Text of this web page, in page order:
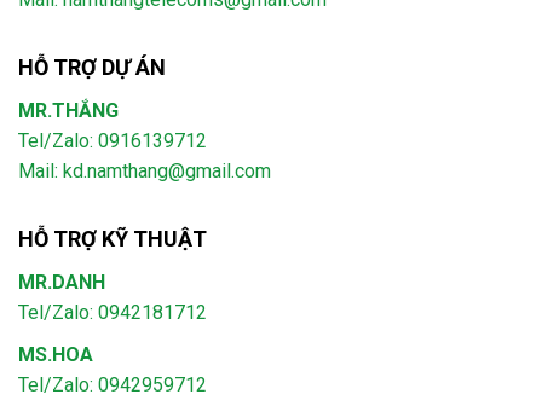
HỖ TRỢ DỰ ÁN
MR.THẮNG
Tel/Zalo: 0916139712
Mail: kd.namthang@gmail.com
HỖ TRỢ KỸ THUẬT
MR.DANH
Tel/Zalo: 0942181712
MS.HOA
Tel/Zalo: 0942959712